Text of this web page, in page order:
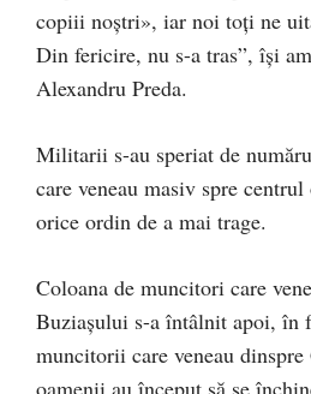
copiii noștri», iar noi toți ne
Din fericire, nu s-a tras”, își
Alexandru Preda.
Militarii s-au speriat de
care veneau masiv spre
orice ordin de a mai trage.
Coloana de muncitori care
Buziașului s-a întâlnit apoi, în
muncitorii care veneau
oamenii au început să se